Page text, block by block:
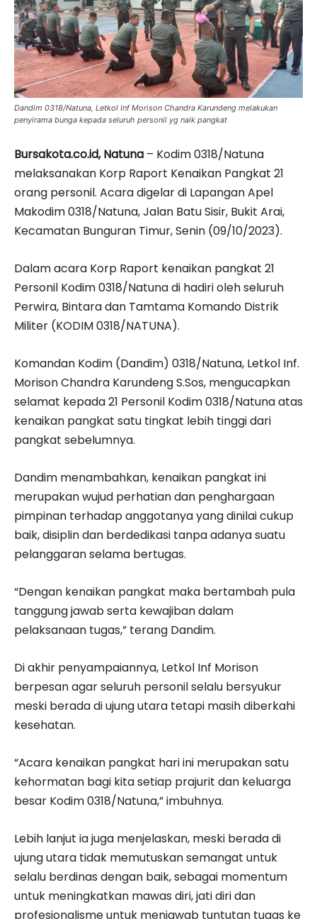
Dandim 0318/Natuna, Letkol Inf Morison Chandra Karundeng melakukan
penyirama bunga kepada seluruh personil yg naik pangkat
Bursakota.co.id, Natuna – Kodim 0318/Natuna
melaksanakan Korp Raport Kenaikan Pangkat 21
orang personil. Acara digelar di Lapangan Apel
Makodim 0318/Natuna, Jalan Batu Sisir, Bukit Arai,
Kecamatan Bunguran Timur, Senin (09/10/2023).
Dalam acara Korp Raport kenaikan pangkat 21
Personil Kodim 0318/Natuna di hadiri oleh seluruh
Perwira, Bintara dan Tamtama Komando Distrik
Militer (KODIM 0318/NATUNA).
Komandan Kodim (Dandim) 0318/Natuna, Letkol Inf.
Morison Chandra Karundeng S.Sos, mengucapkan
selamat kepada 21 Personil Kodim 0318/Natuna atas
kenaikan pangkat satu tingkat lebih tinggi dari
pangkat sebelumnya.
Dandim menambahkan, kenaikan pangkat ini
merupakan wujud perhatian dan penghargaan
pimpinan terhadap anggotanya yang dinilai cukup
baik, disiplin dan berdedikasi tanpa adanya suatu
pelanggaran selama bertugas.
“Dengan kenaikan pangkat maka bertambah pula
tanggung jawab serta kewajiban dalam
pelaksanaan tugas,” terang Dandim.
Di akhir penyampaiannya, Letkol Inf Morison
berpesan agar seluruh personil selalu bersyukur
meski berada di ujung utara tetapi masih diberkahi
kesehatan.
“Acara kenaikan pangkat hari ini merupakan satu
kehormatan bagi kita setiap prajurit dan keluarga
besar Kodim 0318/Natuna,” imbuhnya.
Lebih lanjut ia juga menjelaskan, meski berada di
ujung utara tidak memutuskan semangat untuk
selalu berdinas dengan baik, sebagai momentum
untuk meningkatkan mawas diri, jati diri dan
profesionalisme untuk menjawab tuntutan tugas ke